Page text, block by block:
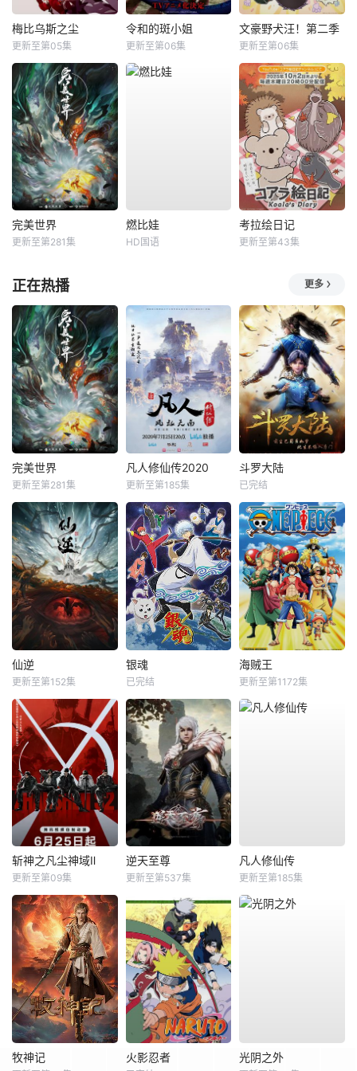
梅比乌斯之尘
更新至第05集
令和的斑小姐
更新至第06集
文豪野犬汪！第二季
更新至第06集
完美世界
更新至第281集
燃比娃
HD国语
考拉绘日记
更新至第43集
正在热播 更多
完美世界
更新至第281集
凡人修仙传2020
更新至第185集
斗罗大陆
已完结
仙逆
更新至第152集
银魂
已完结
海贼王
更新至第1172集
斩神之凡尘神域Ⅱ
更新至第09集
逆天至尊
更新至第537集
凡人修仙传
更新至第185集
牧神记 火影忍者 光阴之外